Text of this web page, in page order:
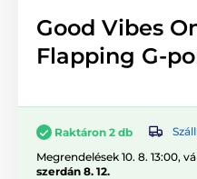
Good Vibes
Flapping G-
Raktáron 2 db
Megrendelések 10. 8. 13:00,
szerdán 8. 12.